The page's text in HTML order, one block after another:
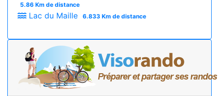
5.86 Km de distance
Lac du Maille 6.833 Km de distance